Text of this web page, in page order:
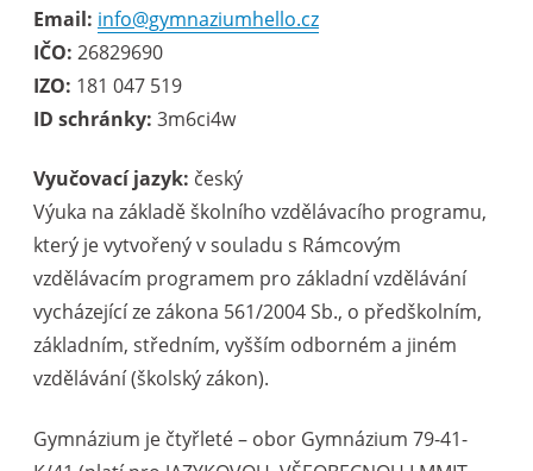
Email: info@gymnaziumhello.cz
IČO: 26829690
IZO: 181 047 519
ID schránky: 3m6ci4w
Vyučovací jazyk: český
Výuka na základě školního vzdělávacího programu,
který je vytvořený v souladu s Rámcovým
vzdělávacím programem pro základní vzdělávání
vycházející ze zákona 561/2004 Sb., o předškolním,
základním, středním, vyšším odborném a jiném
vzdělávání (školský zákon).
Gymnázium je čtyřleté – obor Gymnázium 79-41-